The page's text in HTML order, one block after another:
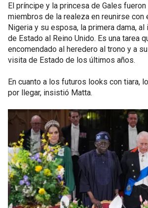
El príncipe y la princesa de Gales
miembros de la realeza en reunirse con
Nigeria y su esposa, la primera dama,
de Estado al Reino Unido. Es una tarea
encomendado al heredero al trono y a
visita de Estado de los últimos años.
En cuanto a los futuros looks con tiara,
por llegar, insistió Matta.